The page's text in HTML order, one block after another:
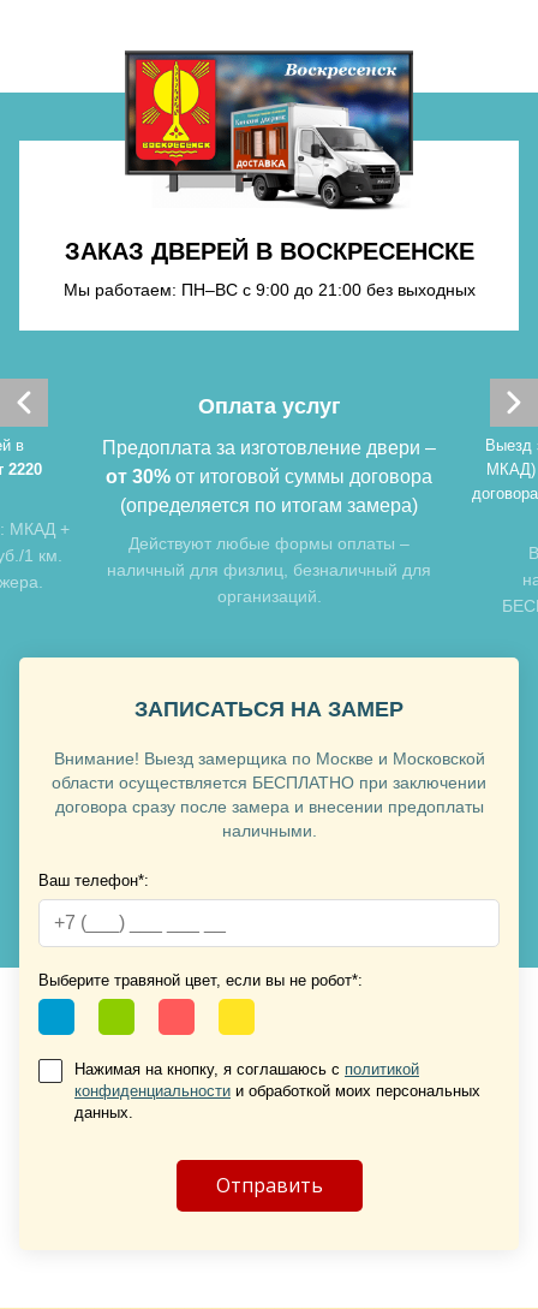
Хочу такую
Хочу такую
Хочу такую
ЗАКАЗ ДВЕРЕЙ В ВОСКРЕСЕНСКЕ
Мы работаем: ПН–ВС с 9:00 до 21:00 без выходных
в
2220
МКАД +
1 км.
Оплата услуг
Предоплата за изготовление двери –
от 30% от итоговой суммы договора
(определяется по итогам замера)
Действуют любые формы оплаты –
наличный для физлиц, безналичный для
организаций.
Выезд
ЗАПИСАТЬСЯ НА ЗАМЕР
Внимание! Выезд замерщика по Москве и Московской
области осуществляется БЕСПЛАТНО при заключении
договора сразу после замера и внесении предоплаты
наличными.
Ваш телефон*:
Выберите травяной цвет, если вы не робот*:
Нажимая на кнопку, я соглашаюсь с политикой
конфиденциальности и обработкой моих персональных
данных.